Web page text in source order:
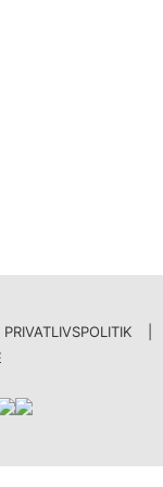
PRIVATLIVSPOLITIK